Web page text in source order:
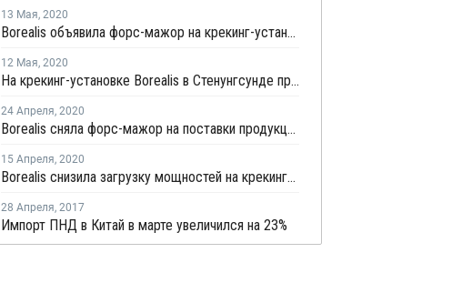
13 Мая, 2020
Borealis объявила форс-мажор на крекинг-установке в Стенунгсунде
12 Мая, 2020
На крекинг-установке Borealis в Стенунгсунде произошел пожар
24 Апреля, 2020
Borealis сняла форс-мажор на поставки продукции со своей крекинг-установки в Стенунгсунде
15 Апреля, 2020
Borealis снизила загрузку мощностей на крекинг-установках в Швеции и Финляндии из-за коронавируса
28 Апреля, 2017
Импорт ПНД в Китай в марте увеличился на 23%